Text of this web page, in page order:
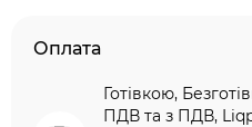
Оплата
Готівкою,
ПДВ та з ПДВ,